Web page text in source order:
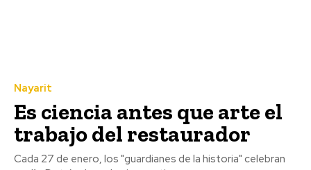
Nayarit
Es ciencia antes que arte el
trabajo del restaurador
Cada 27 de enero, los "guardianes de la historia" celebran